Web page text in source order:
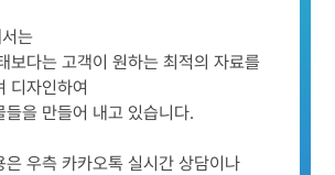
는
보다는 고객이 원하는 최적의 자료를
디자인하여
들을 만들어 내고 있습니다.
은 우측 카카오톡 실시간 상담이나